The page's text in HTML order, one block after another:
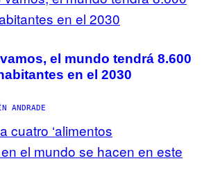
el mundo tendrá 8.600
en el 2030
ANDRADE